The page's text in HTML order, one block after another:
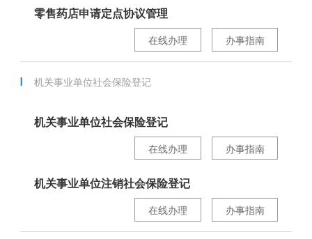
零售药店申请定点协议管理
办事指南
在线办理
机关事业单位社会保险登记
机关事业单位社会保险登记
办事指南
在线办理
机关事业单位注销社会保险登记
办事指南
在线办理